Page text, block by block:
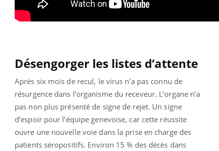
Désengorger les listes d’attente
Après six mois de recul, le virus n’a pas connu de
résurgence dans l’organisme du receveur. L’organe n’a
pas non plus présenté de signe de rejet. Un signe
d’espoir pour l’équipe genevoise, car cette réussite
ouvre une nouvelle voie dans la prise en charge des
patients séropositifs. Environ 15 % des décès dans